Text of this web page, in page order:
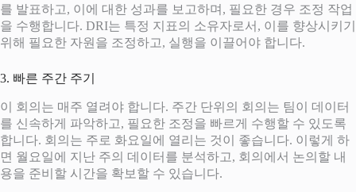
를 발표하고, 이에 대한 성과를 보고하며, 필요한 경우 조정 작업
을 수행합니다. DRI는 특정 지표의 소유자로서, 이를 향상시키기
위해 필요한 자원을 조정하고, 실행을 이끌어야 합니다.
3. 빠른 주간 주기
이 회의는 매주 열려야 합니다. 주간 단위의 회의는 팀이 데이터
를 신속하게 파악하고, 필요한 조정을 빠르게 수행할 수 있도록
합니다. 회의는 주로 화요일에 열리는 것이 좋습니다. 이렇게 하
면 월요일에 지난 주의 데이터를 분석하고, 회의에서 논의할 내
용을 준비할 시간을 확보할 수 있습니다.